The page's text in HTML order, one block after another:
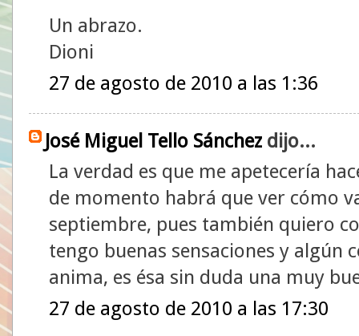
Un abrazo.
Dioni
27 de agosto de 2010 a las 1:36
José Miguel Tello Sánchez dijo...
La verdad es que me apetecería
de momento habrá que ver cómo
septiembre, pues también quiero
tengo buenas sensaciones y algún
anima, es ésa sin duda una muy
27 de agosto de 2010 a las 17:30